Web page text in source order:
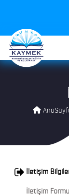
İletişim
İletişim Formu